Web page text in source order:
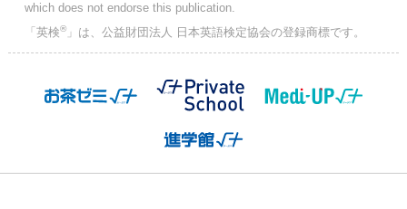
which does not endorse this publication.
「英検®」は、公益財団法人 日本英語検定協会の登録商標です。